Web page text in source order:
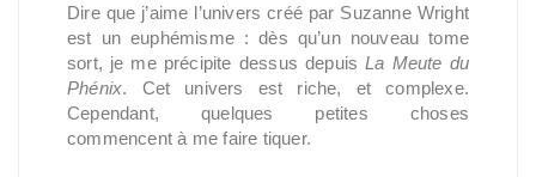
Dire que j’aime l’univers créé par Suzanne Wright
est un euphémisme : dès qu’un nouveau tome
sort, je me précipite dessus depuisLa Meute du
Phénix. Cet univers est riche, et complexe.
Cependant, quelques petites choses
commencent à me faire tiquer.